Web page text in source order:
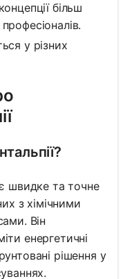
більш
у різних
швидке та точне
з хімічними
Він
енергетичні
рішення у